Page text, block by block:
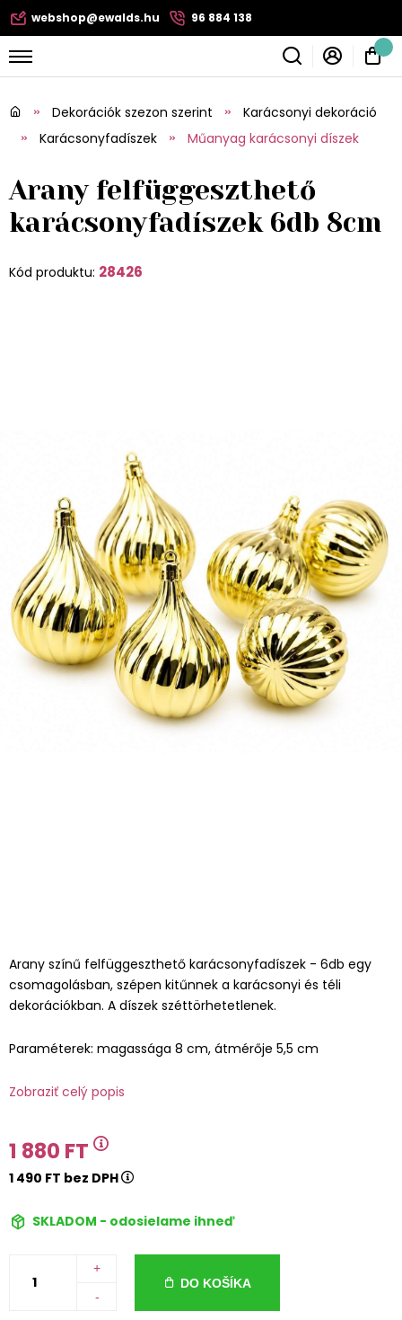
webshop@ewalds.hu 96 884 138
Dekorációk szezon szerint
Karácsonyi dekoráció
Karácsonyfadíszek
Műanyag karácsonyi díszek
Arany felfüggeszthető
karácsonyfadíszek 6db 8cm
Kód produktu: 28426
Arany színű felfüggeszthető karácsonyfadíszek - 6db egy
csomagolásban, szépen kitűnnek a karácsonyi és téli
dekorációkban. A díszek széttörhetetlenek.
Paraméterek: magassága 8 cm, átmérője 5,5 cm
Zobraziť celý popis
1 880 FT
1 490 FT bez DPH
SKLADOM - odosielame ihneď
+
-
DO KOŠÍKA